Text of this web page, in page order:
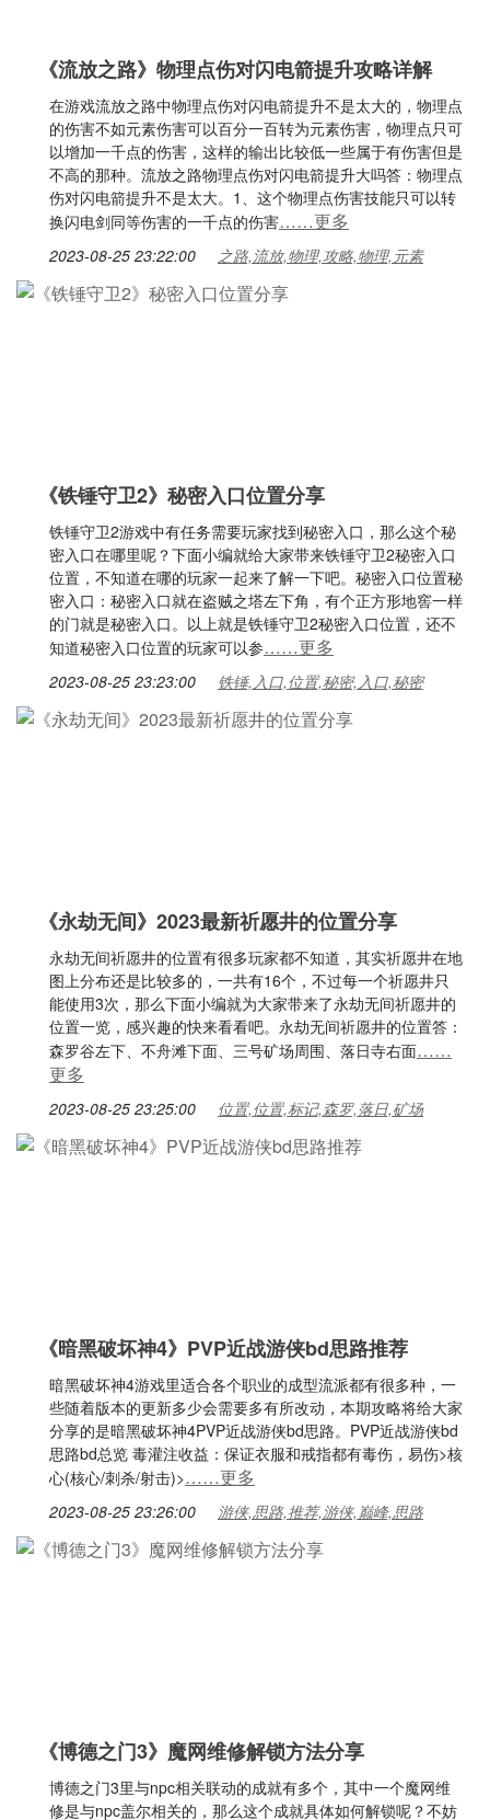
《流放之路》物理点伤对闪电箭提升攻略详解
在游戏流放之路中物理点伤对闪电箭提升不是太大的，物理点
的伤害不如元素伤害可以百分一百转为元素伤害，物理点只可
以增加一千点的伤害，这样的输出比较低一些属于有伤害但是
不高的那种。流放之路物理点伤对闪电箭提升大吗答：物理点
伤对闪电箭提升不是太大。1、这个物理点伤害技能只可以转
换闪电剑同等伤害的一千点的伤害……更多
2023-08-25 23:22:00 之路,流放,物理,攻略,物理,元素
《铁锤守卫2》秘密入口位置分享
铁锤守卫2游戏中有任务需要玩家找到秘密入口，那么这个秘
密入口在哪里呢？下面小编就给大家带来铁锤守卫2秘密入口
位置，不知道在哪的玩家一起来了解一下吧。秘密入口位置秘
密入口：秘密入口就在盗贼之塔左下角，有个正方形地窖一样
的门就是秘密入口。以上就是铁锤守卫2秘密入口位置，还不
知道秘密入口位置的玩家可以参……更多
2023-08-25 23:23:00 铁锤,入口,位置,秘密,入口,秘密
《永劫无间》2023最新祈愿井的位置分享
永劫无间祈愿井的位置有很多玩家都不知道，其实祈愿井在地
图上分布还是比较多的，一共有16个，不过每一个祈愿井只
能使用3次，那么下面小编就为大家带来了永劫无间祈愿井的
位置一览，感兴趣的快来看看吧。永劫无间祈愿井的位置答：
森罗谷左下、不舟滩下面、三号矿场周围、落日寺右面……
更多
2023-08-25 23:25:00 位置,位置,标记,森罗,落日,矿场
《暗黑破坏神4》PVP近战游侠bd思路推荐
暗黑破坏神4游戏里适合各个职业的成型流派都有很多种，一
些随着版本的更新多少会需要多有所改动，本期攻略将给大家
分享的是暗黑破坏神4PVP近战游侠bd思路。PVP近战游侠bd
思路bd总览 毒灌注收益：保证衣服和戒指都有毒伤，易伤>核
心(核心/刺杀/射击)>……更多
2023-08-25 23:26:00 游侠,思路,推荐,游侠,巅峰,思路
《博德之门3》魔网维修解锁方法分享
博德之门3里与npc相关联动的成就有多个，其中一个魔网维
修是与npc盖尔相关的，那么这个成就具体如何解锁呢？不妨